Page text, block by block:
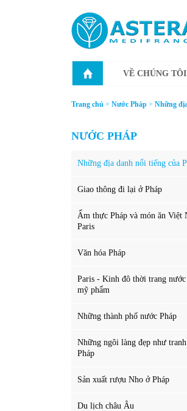
VỀ CHÚNG TÔI
Trang chủ > Nước Pháp > Những
NƯỚC PHÁP
Những địa danh nổi tiếng của
Giao thông đi lại ở Pháp
Ẩm thực Pháp và món ăn Việt
Paris
Văn hóa Pháp
Paris - Kinh đô thời trang nước
mỹ phẩm
Những thành phố nước Pháp
Những ngôi làng đẹp như
Pháp
Sản xuất rượu Nho ở Pháp
Du lịch châu Âu